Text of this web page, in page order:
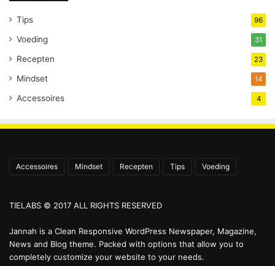
Tips 96
Voeding 31
Recepten 23
Mindset 14
Accessoires 4
Accessoires Mindset Recepten Tips Voeding
TIELABS © 2017 ALL RIGHTS RESERVED
Jannah is a Clean Responsive WordPress Newspaper, Magazine,
News and Blog theme. Packed with options that allow you to
completely customize your website to your needs.